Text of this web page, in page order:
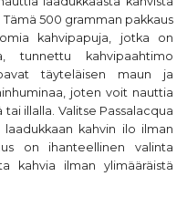
500 gramman pakkaus
kahvipapuja, jotka on
, tunnettu kahvipaahtimo
täyteläisen maun ja
joten voit nauttia
illalla. Valitse Passalacqua
kahvin ilo ilman
on ihanteellinen valinta
kahvia ilman ylimääräistä